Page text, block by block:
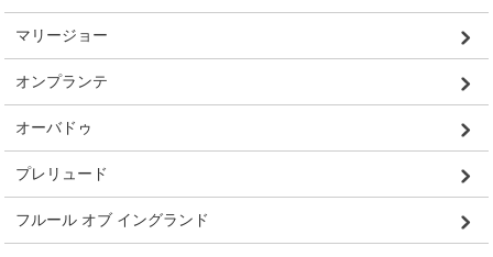
マリージョー
オンプランテ
オーバドゥ
プレリュード
フルール オブ イングランド